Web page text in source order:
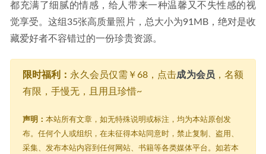
都充满了细腻的情感，给人带来一种温馨又不失性感的视
觉享受。这组35张高质量照片，总大小为91MB，绝对是收
藏爱好者不容错过的一份珍贵资源。
限时福利： 永久会员仅需￥68，点击成为会员 ，名额
有限，手慢无，且用且珍惜~
声明： 本站所有文章，如无特殊说明或标注，均为本站原创发
布。任何个人或组织，在未征得本站同意时，禁止复制、盗用、
采集、发布本站内容到任何网站、书籍等各类媒体平台。如若本